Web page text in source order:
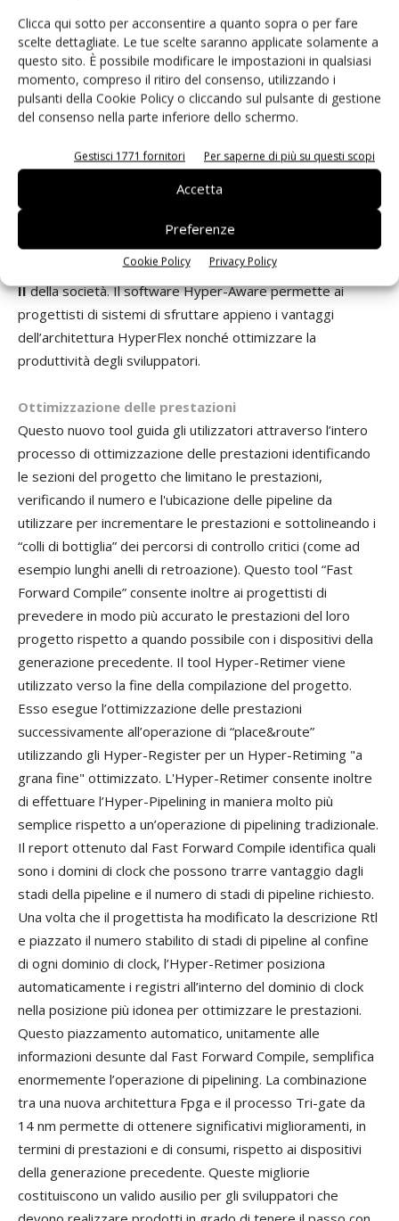
Clicca qui sotto per acconsentire a quanto sopra o per fare
scelte dettagliate. Le tue scelte saranno applicate solamente a
questo sito. È possibile modificare le impostazioni in qualsiasi
momento, compreso il ritiro del consenso, utilizzando i
pulsanti della Cookie Policy o cliccando sul pulsante di gestione
del consenso nella parte inferiore dello schermo.
Gestisci 1771 fornitori Per saperne di più su questi scopi
Accetta
Preferenze
Cookie Policy Privacy Policy
nome di ottimizzazione del progetto. Nel caso
dell’architettura HyperFlex, questo processo è chiamato
Hyper-Optimization poichè gli Hyper-Register
"trasferiscono" i vantaggi propri delle tecniche di Hyper-
Retiming e Hyper-Pipelining ai percorsi di tipo feed-
forward o di pre-elaborazione. Al fine di sfruttare appieno i
vantaggi derivati dal miglioramento delle prestazioni
ottenibili con l’architettura Hyper-Flex e gli Hyper-Register
è indispensabile far ricorso a una tool chain ottimizzata. Per
questo motivo Altera ha sviluppato un nuovo set di tool
che sono integrati nel software di progettazione
IIdella società. Il software Hyper-Aware permette ai
progettisti di sistemi di sfruttare appieno i vantaggi
dell’architettura HyperFlex nonché ottimizzare la
produttività degli sviluppatori.
Ottimizzazione delle prestazioni
Questo nuovo tool guida gli utilizzatori attraverso l’intero
processo di ottimizzazione delle prestazioni identificando
le sezioni del progetto che limitano le prestazioni,
verificando il numero e l'ubicazione delle pipeline da
utilizzare per incrementare le prestazioni e sottolineando i
“colli di bottiglia” dei percorsi di controllo critici (come ad
esempio lunghi anelli di retroazione). Questo tool “Fast
Forward Compile” consente inoltre ai progettisti di
prevedere in modo più accurato le prestazioni del loro
progetto rispetto a quando possibile con i dispositivi della
generazione precedente. Il tool Hyper-Retimer viene
utilizzato verso la fine della compilazione del progetto.
Esso esegue l’ottimizzazione delle prestazioni
successivamente all’operazione di “place&route”
utilizzando gli Hyper-Register per un Hyper-Retiming "a
grana fine" ottimizzato. L'Hyper-Retimer consente inoltre
di effettuare l’Hyper-Pipelining in maniera molto più
semplice rispetto a un’operazione di pipelining tradizionale.
Il report ottenuto dal Fast Forward Compile identifica quali
sono i domini di clock che possono trarre vantaggio dagli
stadi della pipeline e il numero di stadi di pipeline richiesto.
Una volta che il progettista ha modificato la descrizione Rtl
e piazzato il numero stabilito di stadi di pipeline al confine
di ogni dominio di clock, l’Hyper-Retimer posiziona
automaticamente i registri all’interno del dominio di clock
nella posizione più idonea per ottimizzare le prestazioni.
Questo piazzamento automatico, unitamente alle
informazioni desunte dal Fast Forward Compile, semplifica
enormemente l’operazione di pipelining. La combinazione
tra una nuova architettura Fpga e il processo Tri-gate da
14 nm permette di ottenere significativi miglioramenti, in
termini di prestazioni e di consumi, rispetto ai dispositivi
della generazione precedente. Queste migliorie
costituiscono un valido ausilio per gli sviluppatori che